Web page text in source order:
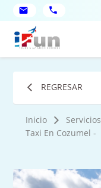
REGRESAR
Inicio Servicios
Taxi En Cozumel -